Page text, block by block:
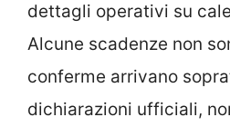
dettagli operativi su
Alcune scadenze non
conferme arrivano
dichiarazioni ufficiali,